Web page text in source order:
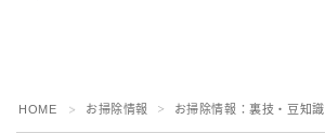
HOME ＞ お掃除情報 ＞ お掃除情報：裏技・豆知識